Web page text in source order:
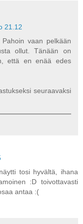
21.12
vaan pelkään
ollut. Tänään on
että en enää edes
seuraavaksi
tosi hyvältä, ihana
:D toivottavasti
antaa :(